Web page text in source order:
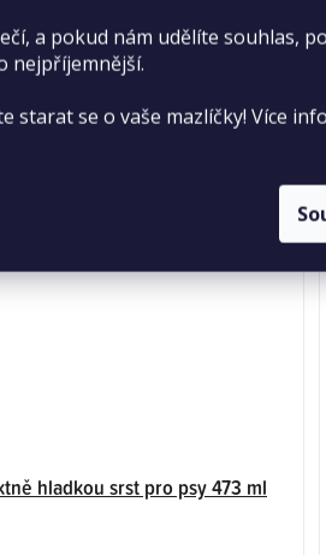
a pokud nám udělíte souhlas,
nejpříjemnější.
starat se o vaše mazlíčky! Více
hladkou srst pro psy 473 ml